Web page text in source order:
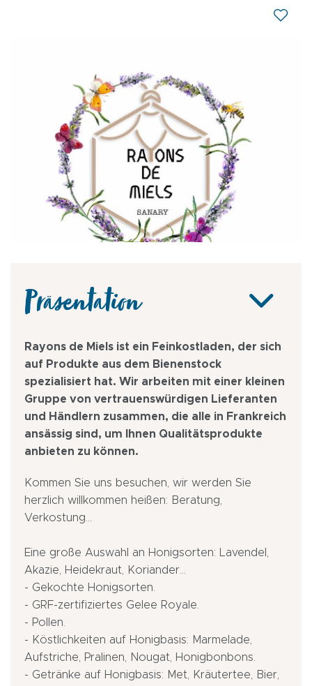
Präsentation
Rayons de Miels ist ein Feinkostladen, der sich
auf Produkte aus dem Bienenstock
spezialisiert hat. Wir arbeiten mit einer kleinen
Gruppe von vertrauenswürdigen Lieferanten
und Händlern zusammen, die alle in Frankreich
ansässig sind, um Ihnen Qualitätsprodukte
anbieten zu können.
Kommen Sie uns besuchen, wir werden Sie
herzlich willkommen heißen: Beratung,
Verkostung...
Eine große Auswahl an Honigsorten: Lavendel,
Akazie, Heidekraut, Koriander...
- Gekochte Honigsorten.
- GRF-zertifiziertes Gelee Royale.
- Pollen.
- Köstlichkeiten auf Honigbasis: Marmelade,
Aufstriche, Pralinen, Nougat, Honigbonbons.
- Getränke auf Honigbasis: Met, Kräutertee, Bier,